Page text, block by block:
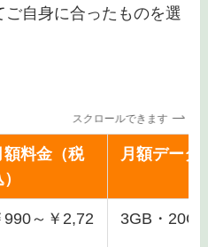
自身に合ったものを選
スクロールできます
額料金（税
月額データ
990～￥2,72
3GB・20GB